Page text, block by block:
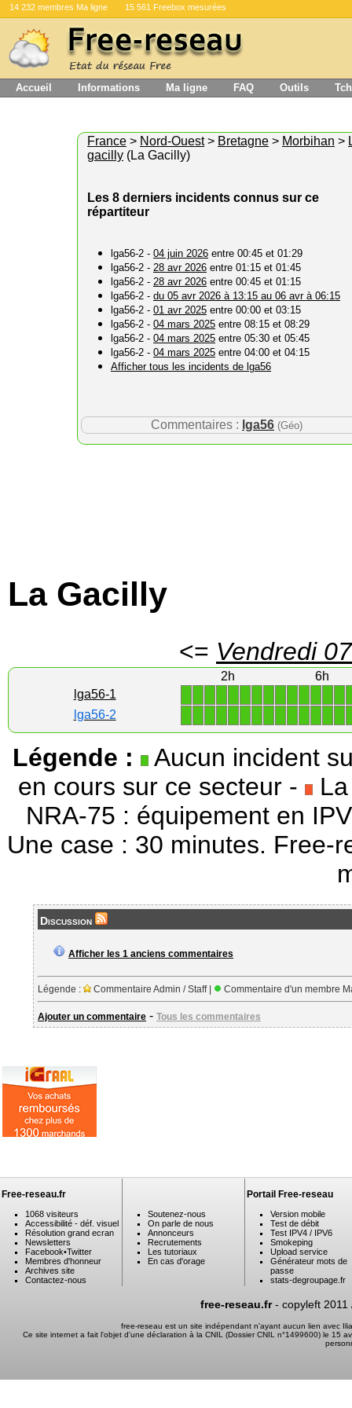
14 232 membres Ma ligne 15 561 Freebox mesurées
Accueil Informations Ma ligne FAQ Outils
France > Nord-Ouest> Bretagne > Morbihan >
gacilly (La Gacilly)
Les 8 derniers incidents connus sur ce
répartiteur
lga56-2 - 04 juin 2026 entre 00:45 et 01:29
lga56-2 - 28 avr 2026 entre 01:15 et 01:45
lga56-2 - 28 avr 2026 entre 00:45 et 01:15
lga56-2 - du 05 avr 2026 à 13:15 au 06 avr à 06:15
lga56-2 - 01 avr 2025 entre 00:00 et 03:15
lga56-2 - 04 mars 2025 entre 08:15 et 08:29
lga56-2 - 04 mars 2025 entre 05:30 et 05:45
lga56-2 - 04 mars 2025 entre 04:00 et 04:15
Afficher tous les incidents de lga56
Commentaires : lga56 (Géo)
La Gacilly
<= Vendredi
2h
6h
lga56-1
lga56-2
Légende :
Aucun incident
en cours sur ce secteur - La
NRA-75 : équipement en
Une case : 30 minutes. Free-
Discussion
Afficher les 1 anciens commentaires
Légende : Commentaire Admin / Staff | Commentaire d'un membre
Ajouter un commentaire - Tous les commentaires
Free-reseau.fr
1068 visiteurs
Accessibilité - déf. visuel
Résolution grand ecran
Newsletters
Facebook•Twitter
Membres d'honneur
Archives site
Contactez-nous
Soutenez-nous
On parle de nous
Annonceurs
Recrutements
Les tutoriaux
En cas d'orage
Portail Free-reseau
Version mobile
Test de débit
Test IPV4 / IPV6
Smokeping
Upload service
Générateur mots de
passe
stats-degroupage.fr
free-reseau.fr- copyleft 2011
free-reseau est un site indépendant n'ayant aucun lien avec
Ce site internet a fait l'objet d'une déclaration à la CNIL (Dossier CNIL n°1499600) le 15